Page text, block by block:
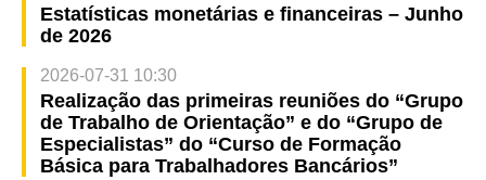
Estatísticas monetárias e financeiras – Junho
de 2026
2026-07-31 10:30
Realização das primeiras reuniões do “Grupo
de Trabalho de Orientação” e do “Grupo de
Especialistas” do “Curso de Formação
Básica para Trabalhadores Bancários”